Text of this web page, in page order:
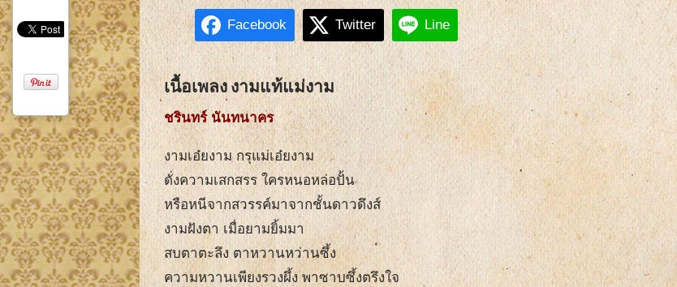
Facebook Twitter Line
เนื้อเพลง งามแท้แม่งาม
ชรินทร์ นันทนาคร
งามเอ๋ยงาม กรุแม่เอ๋ยงาม
ดั่งความเสกสรร ใครหนอหล่อปั้น
หรือหนีจากสวรรค์มาจากชั้นดาวดึงส์
งามฝังตา เมื่อยามยิ้มมา
สบตาตะลึง ตาหวานหว่านซึ้ง
ความหวานเพียงรวงผึ้ง พาซาบซึ้งตรึงใจ